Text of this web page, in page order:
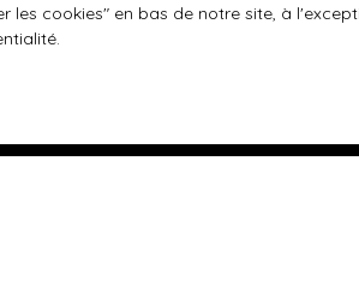
Nos honoraires
Mentions légales
cookies″ en bas de notre site, à
.